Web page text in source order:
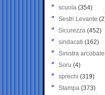
scuola (354)
Sestri Levante
Sicurezza (452)
sindacati (162)
Sinistra
Soru (4)
sprechi (319)
Stampa (373)